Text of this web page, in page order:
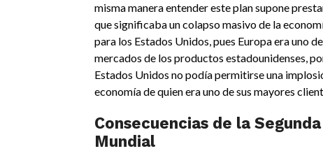
misma manera entender este plan supone
que significaba un colapso masivo de la
para los Estados Unidos, pues Europa era uno
mercados de los productos estadounidenses,
Estados Unidos no podía permitirse una
economía de quien era uno de sus mayores
Consecuencias de la
Mundial